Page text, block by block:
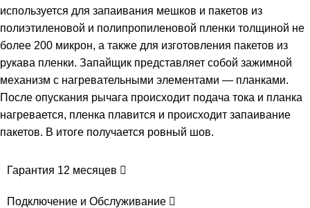
используется для запаивания мешков и пакетов из
полиэтиленовой и полипропиленовой пленки толщиной не
более 200 микрон, а также для изготовления пакетов из
рукава пленки. Запайщик представляет собой зажимной
механизм с нагревательными элементами — планками.
После опускания рычага происходит подача тока и планка
нагревается, пленка плавится и происходит запаивание
пакетов. В итоге получается ровный шов.
Гарантия 12 месяцев
Подключение и Обслуживание